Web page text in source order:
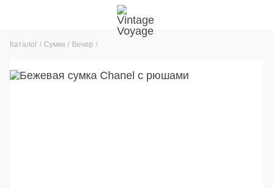
Каталог Сумки Вечер